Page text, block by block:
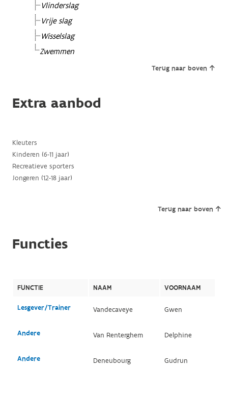
Vlinderslag
Vrije slag
Wisselslag
Zwemmen
Terug naar boven
Extra aanbod
Kleuters
Kinderen (6-11 jaar)
Recreatieve sporters
Jongeren (12-18 jaar)
Terug naar boven
Functies
FUNCTIE NAAM VOORNAAM
Lesgever/Trainer Vandecaveye Gwen
Andere Van Renterghem Delphine
Andere Deneubourg Gudrun